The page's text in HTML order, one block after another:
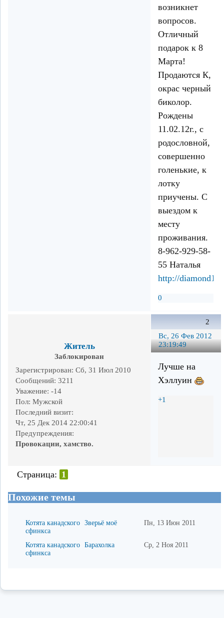
возникнет
вопросов.
Отличный
подарок к 8
Марта!
Продаются К,
окрас черный
биколор.
Рождены
11.02.12г., с
родословной,
совершенно
голенькие, к
лотку
приучены. С
выездом к
месту
проживания.
8-962-929-58-
55 Наталья
http://
0
2
Вс, 26 Фев 2012
23:19:49
Житель
Заблокирован
Зарегистрирован: Сб, 31 Июл 2010
Сообщений: 3211
Уважение: -14
Пол: Мужской
Последний визит:
Чт, 25 Дек 2014 22:00:41
Предупреждения:
Провокации, хамство.
Лучше на
Хэллуин
+1
Страница: 1
Похожие темы
Котята канадского
сфинкса
Зверьё моё Пн, 13 Июн 2011
Котята канадского
сфинкса
Барахолка Ср, 2 Ноя 2011